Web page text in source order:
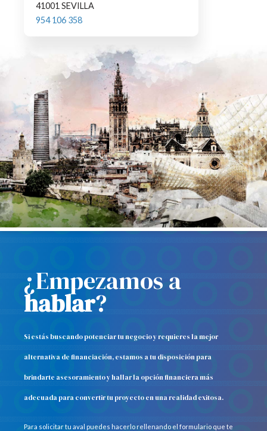
41001 SEVILLA
954 106 358
¿Empezamos a
hablar?
Si estás buscando potenciar tu negocio y requieres la mejor
alternativa de financiación, estamos a tu disposición para
brindarte asesoramiento y hallar la opción financiera más
adecuada para convertir tu proyecto en una realidad exitosa.
Para solicitar tu aval puedes hacerlo rellenando el formulario que te